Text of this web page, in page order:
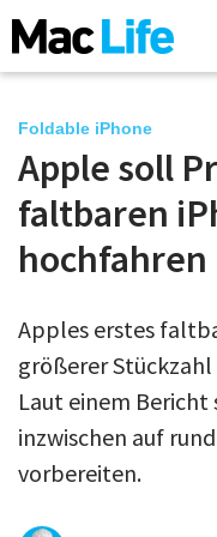
News
iPhone
iPad
Tests
Tipps
Magazine
Foldable iPhone
Apple soll
faltbaren
hochfahren
Apples erstes
größerer
Laut einem
inzwischen auf
vorbereiten.